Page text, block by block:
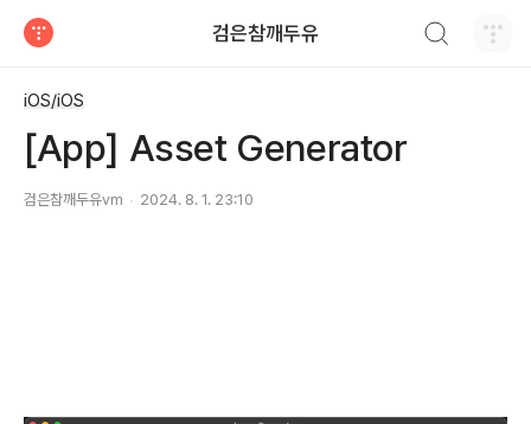
검은참깨두유
iOS/iOS
[App] Asset Generator
검은참깨두유vm 2024. 8. 1. 23:10